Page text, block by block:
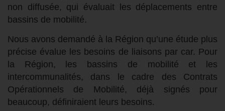
non diffusée, qui évaluait les déplacements entre
bassins de mobilité.
Nous avons demandé à la Région qu’une étude plus
précise évalue les besoins de liaisons par car. Pour
la Région, les bassins de mobilité et les
intercommunalités, dans le cadre des Contrats
Opérationnels de Mobilité, déjà signés pour
beaucoup, définiraient leurs besoins.